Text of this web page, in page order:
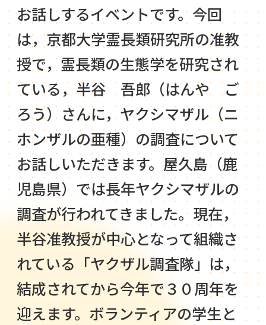
お話しするイベントです。今回
は，京都大学霊長類研究所の准教
授で，霊長類の生態学を研究され
ている，半谷 吾郎（はんや ご
ろう）さんに，ヤクシマザル（ニ
ホンザルの亜種）の調査について
お話しいただきます。屋久島（鹿
児島県）では長年ヤクシマザルの
調査が行われてきました。現在，
半谷准教授が中心となって組織さ
れている「ヤクザル調査隊」は，
結成されてから今年で３０周年を
迎えます。ボランティアの学生と